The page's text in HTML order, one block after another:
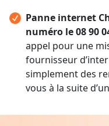
Panne internet
numéro le 08 90
appel pour une
fournisseur
simplement des
vous à la suite